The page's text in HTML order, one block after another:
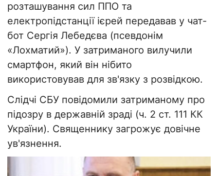
розташування сил ППО та
електропідстанції ієрей передавав у чат-
бот Сергія Лебедєва (псевдонім
«Лохматий»). У затриманого вилучили
смартфон, який він нібито
використовував для зв'язку з розвідкою.
Слідчі СБУ повідомили затриманому про
підозру в державній зраді (ч. 2 ст. 111 КК
України). Священнику загрожує довічне
ув'язнення.